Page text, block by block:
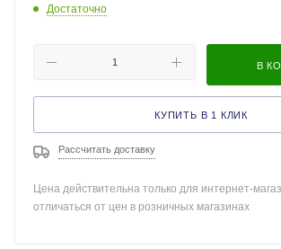
Достаточно
В
КУПИТЬ В 1 КЛИК
Рассчитать доставку
Цена действительна только для интернет-
отличаться от цен в розничных магазинах